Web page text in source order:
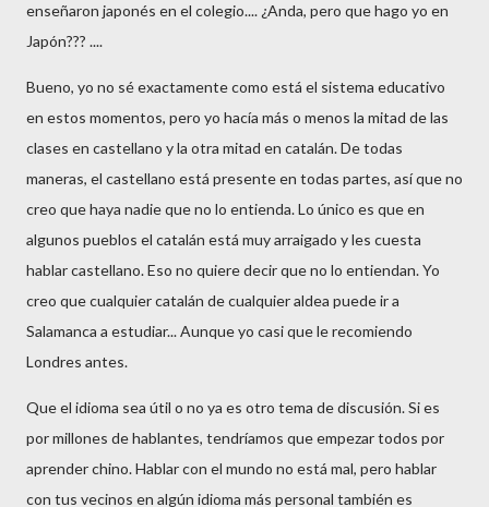
enseñaron japonés en el colegio.... ¿Anda, pero que hago yo en
Japón??? ....
Bueno, yo no sé exactamente como está el sistema educativo
en estos momentos, pero yo hacía más o menos la mitad de las
clases en castellano y la otra mitad en catalán. De todas
maneras, el castellano está presente en todas partes, así que no
creo que haya nadie que no lo entienda. Lo único es que en
algunos pueblos el catalán está muy arraigado y les cuesta
hablar castellano. Eso no quiere decir que no lo entiendan. Yo
creo que cualquier catalán de cualquier aldea puede ir a
Salamanca a estudiar... Aunque yo casi que le recomiendo
Londres antes.
Que el idioma sea útil o no ya es otro tema de discusión. Si es
por millones de hablantes, tendríamos que empezar todos por
aprender chino. Hablar con el mundo no está mal, pero hablar
con tus vecinos en algún idioma más personal también es